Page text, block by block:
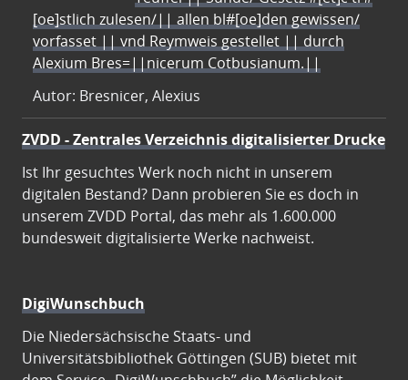
[oe]stlich zulesen/|| allen bl#[oe]den gewissen/
vorfasset || vnd Reymweis gestellet || durch
Alexium Bres=||nicerum Cotbusianum.||
Autor: Bresnicer, Alexius
ZVDD - Zentrales Verzeichnis digitalisierter Drucke
Ist Ihr gesuchtes Werk noch nicht in unserem
digitalen Bestand? Dann probieren Sie es doch in
unserem ZVDD Portal, das mehr als 1.600.000
bundesweit digitalisierte Werke nachweist.
DigiWunschbuch
Die Niedersächsische Staats- und
Universitätsbibliothek Göttingen (SUB) bietet mit